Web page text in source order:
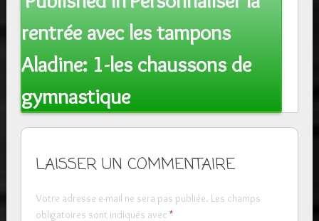
navigation
rentrée avec les tampons
Aladine: 1-les chaussons de
gymnastique
LAISSER UN COMMENTAIRE
Votre adresse e-mail ne sera pas publiée. Les champs
obligatoires sont indiqués avec *